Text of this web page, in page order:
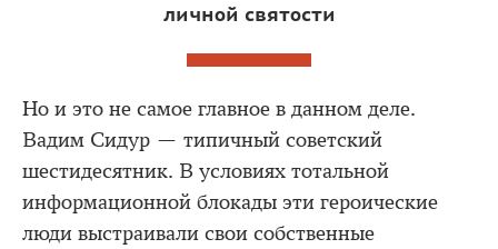
личной святости
Но и это не самое главное в данном деле.
Вадим Сидур — типичный советский
шестидесятник. В условиях тотальной
информационной блокады эти героические
люди выстраивали свои собственные